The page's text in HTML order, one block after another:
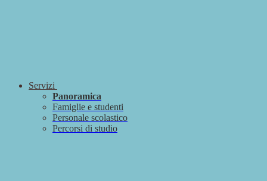
Servizi
Panoramica
Famiglie e studenti
Personale scolastico
Percorsi di studio